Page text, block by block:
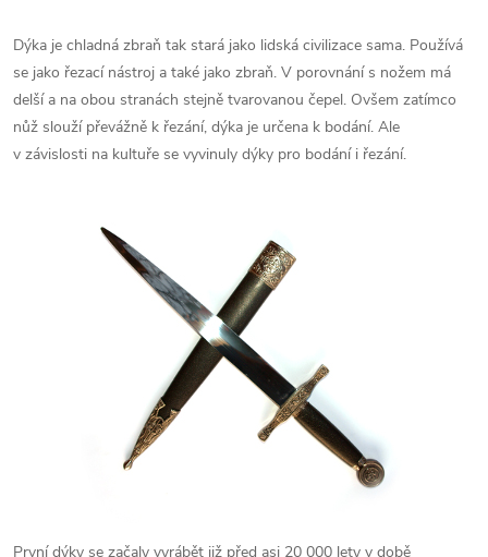
Dýka je chladná zbraň tak stará jako lidská civilizace sama. Používá
se jako řezací nástroj a také jako zbraň. V porovnání s nožem má
delší a na obou stranách stejně tvarovanou čepel. Ovšem zatímco
nůž slouží převážně k řezání, dýka je určena k bodání. Ale
v závislosti na kultuře se vyvinuly dýky pro bodání i řezání.
První dýky se začaly vyrábět již před asi 20 000 lety v době